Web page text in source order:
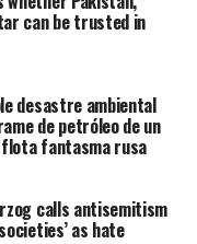
can be trusted in
desastre ambiental
de petróleo de un
flota fantasma rusa
calls antisemitism
as hate